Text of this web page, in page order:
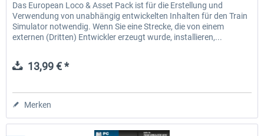
Das European Loco & Asset Pack ist für die Erstellung und
Verwendung von unabhängig entwickelten Inhalten für den Train
Simulator notwendig. Wenn Sie eine Strecke, die von einem
externen (Dritten) Entwickler erzeugt wurde, installieren,...
13,99 € *
Merken